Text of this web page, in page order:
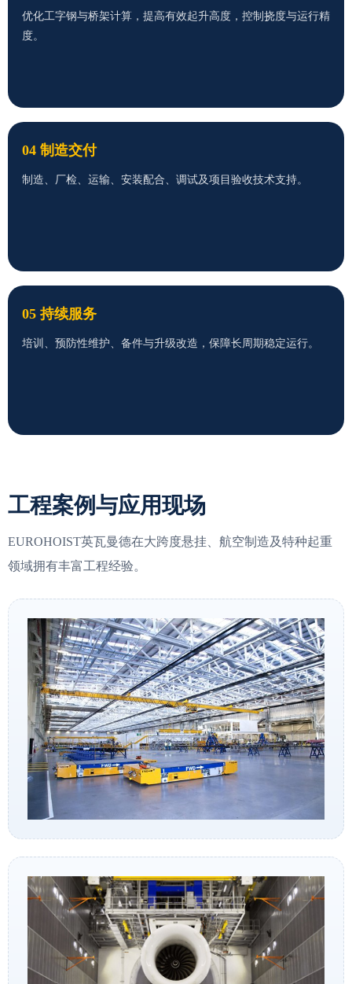
优化工字钢与桥架计算，提高有效起升高度，控制挠度与运行精
度。
04 制造交付
制造、厂检、运输、安装配合、调试及项目验收技术支持。
05 持续服务
培训、预防性维护、备件与升级改造，保障长周期稳定运行。
工程案例与应用现场
EUROHOIST英瓦曼德在大跨度悬挂、航空制造及特种起重
领域拥有丰富工程经验。